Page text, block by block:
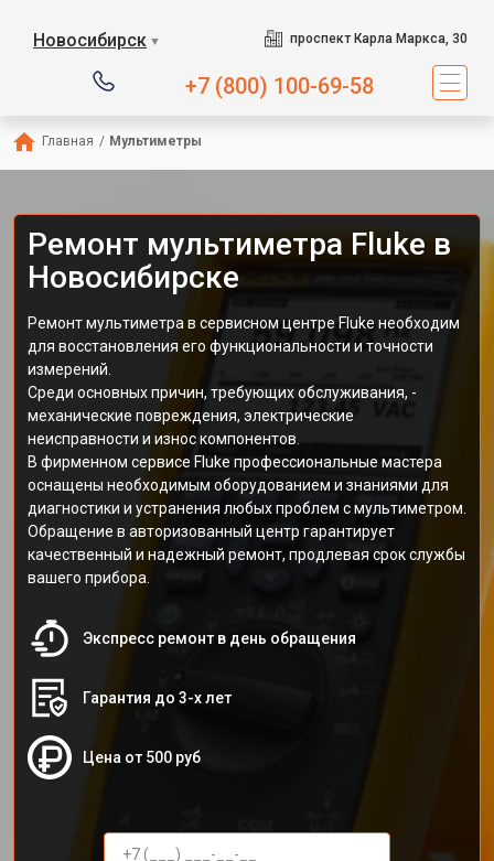
Новосибирск ▼ проспект Карла Маркса, 30
+7 (800) 100-69-58
Главная / Мультиметры
Ремонт мультиметра Fluke в
Новосибирске
Ремонт мультиметра в сервисном центре Fluke необходим
для восстановления его функциональности и точности
измерений.
Среди основных причин, требующих обслуживания, -
механические повреждения, электрические
неисправности и износ компонентов.
В фирменном сервисе Fluke профессиональные мастера
оснащены необходимым оборудованием и знаниями для
диагностики и устранения любых проблем с мультиметром.
Обращение в авторизованный центр гарантирует
качественный и надежный ремонт, продлевая срок службы
вашего прибора.
Экспресс ремонт в день обращения
Гарантия до 3-х лет
Цена от 500 руб